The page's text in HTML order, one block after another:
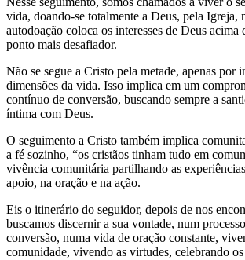
vida, doando-se totalmente a Deus, pela Igreja,
autodoação coloca os interesses de Deus acima
ponto mais desafiador.
Não se segue a Cristo pela metade, apenas por
dimensões da vida. Isso implica em um
contínuo de conversão, buscando sempre a
íntima com Deus.
O seguimento a Cristo também implica
a fé sozinho, “os cristãos tinham tudo em
vivência comunitária partilhando as
apoio, na oração e na ação.
Eis o itinerário do seguidor, depois de nos
buscamos discernir a sua vontade, num
conversão, numa vida de oração constante,
comunidade, vivendo as virtudes, celebrando os